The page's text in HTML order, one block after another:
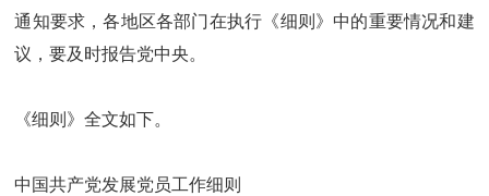
通知要求，各地区各部门在执行《细则》中的重要情况和建
议，要及时报告党中央。
《细则》全文如下。
中国共产党发展党员工作细则